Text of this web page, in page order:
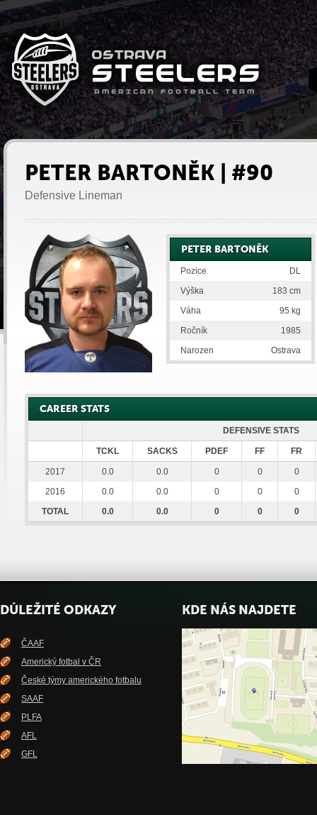
PETER BARTONĚK | #90
Defensive Lineman
PETER BARTONĚK
Pozice
DL
Výška
183 cm
Váha
95 kg
Ročník
1985
Narozen
Ostrava
CAREER STATS
DEFENSIVE STATS
TCKL SACKS PDEF FF FR
2017 0.0 0.0 0 0
0
2016
0.0 0.0 0 0
0
TOTAL
0.0 0.0 0 0 0
DŮLEŽITÉ ODKAZY
ČAAF
Americký fotbal v ČR
České týmy amerického fotbalu
SAAF
PLFA
AFL
GFL
KDE NÁS NAJDETE